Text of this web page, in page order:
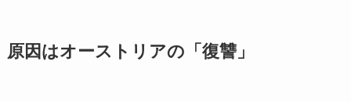
原因はオーストリアの「復讐」